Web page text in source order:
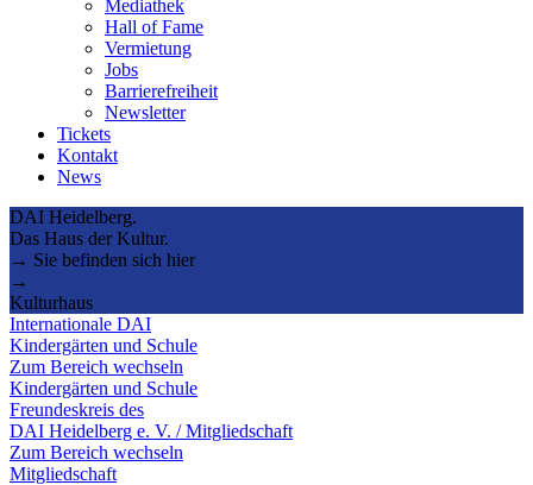
Mediathek
Hall of Fame
Vermietung
Jobs
Barrierefreiheit
Newsletter
Tickets
Kontakt
News
DAI Heidelberg.
Das Haus der Kultur.
→ Sie befinden sich hier
→
Kulturhaus
Internationale DAI
Kindergärten und Schule
Zum Bereich wechseln
Kindergärten und Schule
Freundeskreis des
DAI Heidelberg e. V. / Mitgliedschaft
Zum Bereich wechseln
Mitgliedschaft